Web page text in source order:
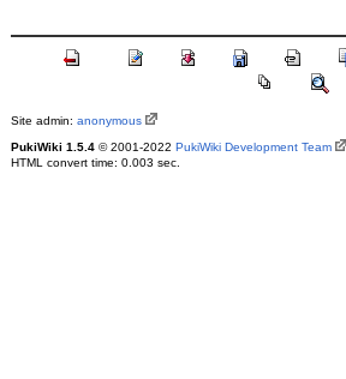
Site admin: anonymous
PukiWiki 1.5.4© 2001-2022 PukiWiki Development Team
HTML convert time: 0.003 sec.